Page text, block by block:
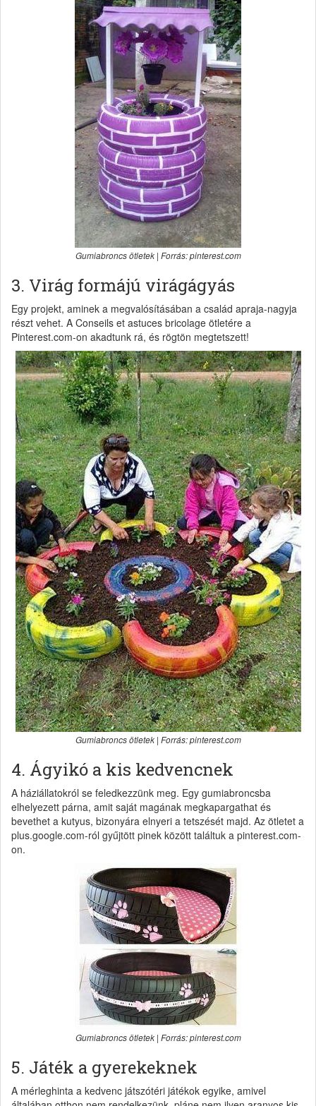
Gumiabroncs ötletek | Forrás: pinterest.com
3. Virág formájú virágágyás
Egy projekt, aminek a megvalósításában a család apraja-nagyja
részt vehet. A Conseils et astuces bricolage ötletére a
Pinterest.com-on akadtunk rá, és rögtön megtetszett!
Gumiabroncs ötletek | Forrás: pinterest.com
4. Ágyikó a kis kedvencnek
A háziállatokról se feledkezzünk meg. Egy gumiabroncsba
elhelyezett párna, amit saját magának megkapargathat és
bevethet a kutyus, bizonyára elnyeri a tetszését majd. Az ötletet a
plus.google.com-ról gyűjtött pinek között találtuk a pinterest.com-
on.
Gumiabroncs ötletek | Forrás: pinterest.com
5. Játék a gyerekeknek
A mérleghinta a kedvenc játszótéri játékok egyike, amivel